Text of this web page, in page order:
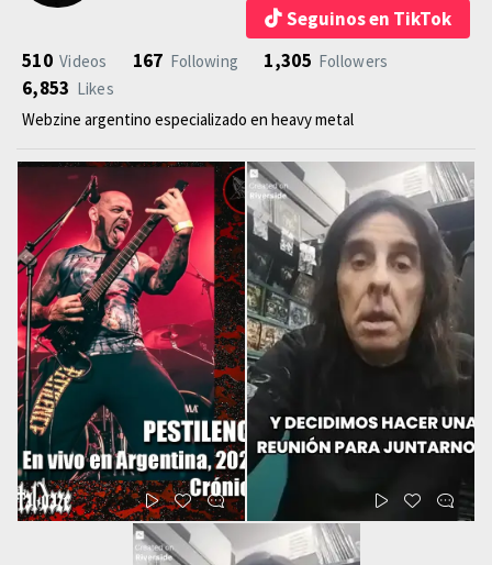
Seguinos en TikTok
510 Videos 167 Following 1,305 Followers
6,853 Likes
Webzine argentino especializado en heavy metal